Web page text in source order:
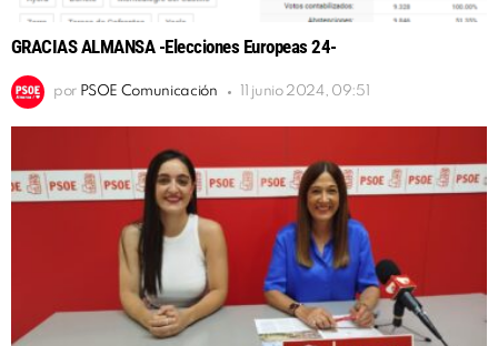
GRACIAS ALMANSA -Elecciones Europeas 24-
por PSOE Comunicación 11 junio 2024, 09:51